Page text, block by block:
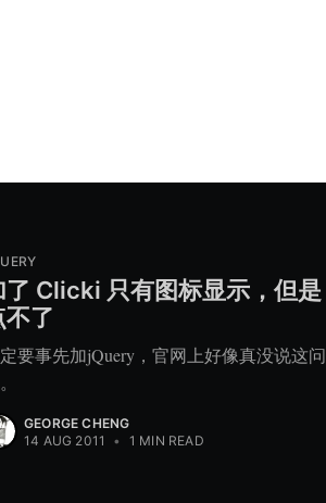
java-
了 Clicki 只有图标显示，但是
不了
要事先加jQuery，官网上好像真没说这问
GEORGE CHENG
14 AUG 2011
• 1 MIN READ